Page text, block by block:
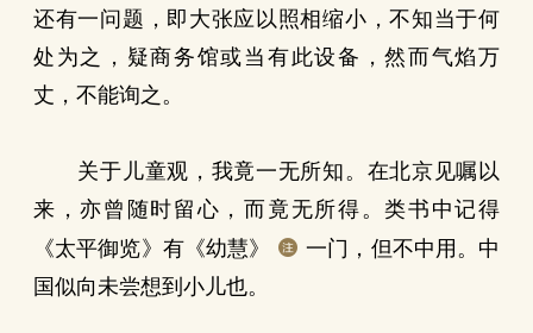
还有一问题，即大张应以照相缩小，不知当于何
处为之，疑商务馆或当有此设备，然而气焰万
丈，不能询之。
关于儿童观，我竟一无所知。在北京见嘱以
来，亦曾随时留心，而竟无所得。类书中记得
《太平御览》有《幼慧》
一门，但不中用。中
国似向未尝想到小儿也。